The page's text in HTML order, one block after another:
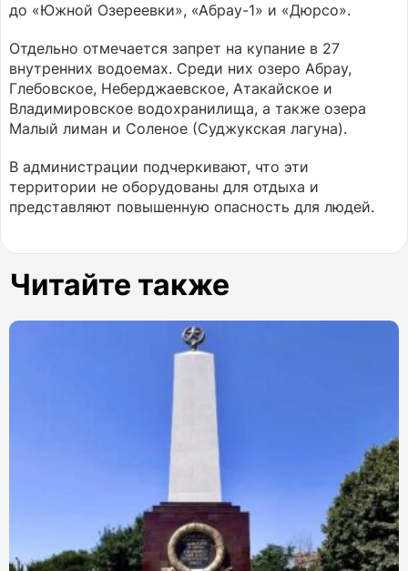
до «Южной Озереевки», «Абрау-1» и «Дюрсо».
Отдельно отмечается запрет на купание в 27
внутренних водоемах. Среди них озеро Абрау,
Глебовское, Неберджаевское, Атакайское и
Владимировское водохранилища, а также озера
Малый лиман и Соленое (Суджукская лагуна).
В администрации подчеркивают, что эти
территории не оборудованы для отдыха и
представляют повышенную опасность для людей.
Читайте также